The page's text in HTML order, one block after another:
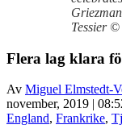
Tessier
Flera lag klara
Av Miguel Elmstedt-
november, 2019 |
England, Frankrike,